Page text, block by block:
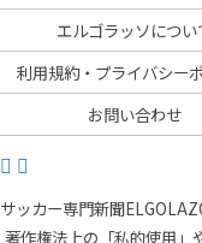
エルゴラッソについ
利用規約・プライバシー
お問い合わせ
サッカー専門新聞
著作権法上の「私的使用」